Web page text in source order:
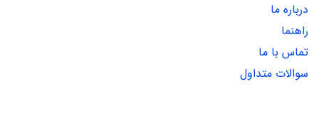
درباره ما
راهنما
تماس با ما
سوالات متداول